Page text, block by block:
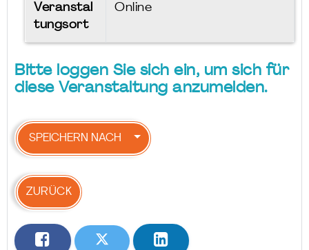
Veranstal
tungsort
Online
Bitte loggen Sie sich ein, um sich für
diese Veranstaltung anzumelden.
SPEICHERN NACH
ZURÜCK